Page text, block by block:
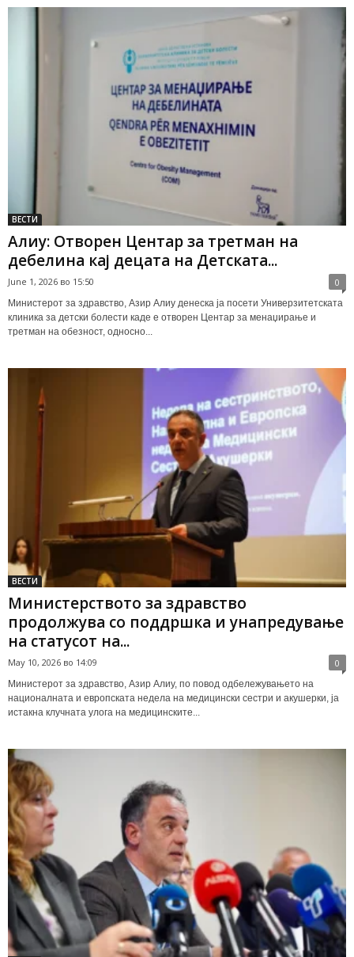
ВЕСТИ
Алиу: Отворен Центар за третман на
дебелина кај децата на Детската...
June 1, 2026 во 15:50 0
Министерот за здравство, Азир Алиу денеска ја посети Универзитетската
клиника за детски болести каде е отворен Центар за менаџирање и
третман на обезност, односно...
ВЕСТИ
Министерството за здравство
продолжува со поддршка и унапредување
на статусот на...
May 10, 2026 во 14:09 0
Министерот за здравство, Азир Алиу, по повод одбележувањето на
националната и европската недела на медицински сестри и акушерки, ја
истакна клучната улога на медицинските...